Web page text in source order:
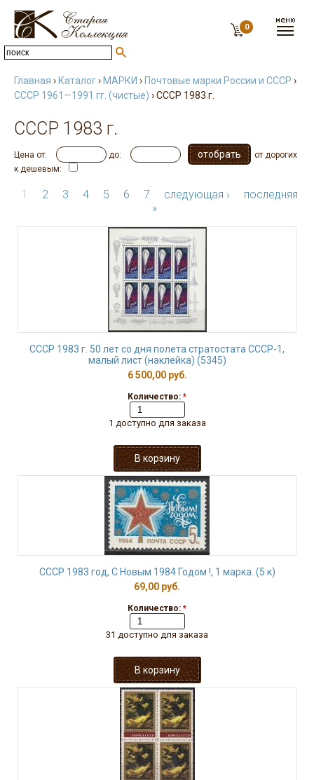
0
Главная › Каталог› МАРКИ › Почтовые марки России и СССР ›
СССР 1961—1991 гг. (чистые) › СССР 1983 г.
СССР 1983 г.
Цена от: до:
от дорогих
к дешевым:
1 2 3 4 5 6 7 следующая ›
последняя
»
СССР 1983 г. 50 лет со дня полета стратостата СССР-1,
малый лист (наклейка) (5345)
6 500,00 руб.
Количество: *
1 доступно для заказа
СССР 1983 год, С Новым 1984 Годом !, 1 марка. (5 к)
69,00 руб.
Количество: *
31 доступно для заказа